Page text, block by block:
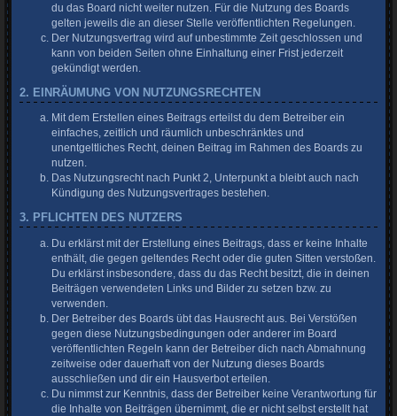
du das Board nicht weiter nutzen. Für die Nutzung des Boards
gelten jeweils die an dieser Stelle veröffentlichten Regelungen.
Der Nutzungsvertrag wird auf unbestimmte Zeit geschlossen und
kann von beiden Seiten ohne Einhaltung einer Frist jederzeit
gekündigt werden.
2. EINRÄUMUNG VON NUTZUNGSRECHTEN
Mit dem Erstellen eines Beitrags erteilst du dem Betreiber ein
einfaches, zeitlich und räumlich unbeschränktes und
unentgeltliches Recht, deinen Beitrag im Rahmen des Boards zu
nutzen.
Das Nutzungsrecht nach Punkt 2, Unterpunkt a bleibt auch nach
Kündigung des Nutzungsvertrages bestehen.
3. PFLICHTEN DES NUTZERS
Du erklärst mit der Erstellung eines Beitrags, dass er keine Inhalte
enthält, die gegen geltendes Recht oder die guten Sitten verstoßen.
Du erklärst insbesondere, dass du das Recht besitzt, die in deinen
Beiträgen verwendeten Links und Bilder zu setzen bzw. zu
verwenden.
Der Betreiber des Boards übt das Hausrecht aus. Bei Verstößen
gegen diese Nutzungsbedingungen oder anderer im Board
veröffentlichten Regeln kann der Betreiber dich nach Abmahnung
zeitweise oder dauerhaft von der Nutzung dieses Boards
ausschließen und dir ein Hausverbot erteilen.
Du nimmst zur Kenntnis, dass der Betreiber keine Verantwortung für
die Inhalte von Beiträgen übernimmt, die er nicht selbst erstellt hat